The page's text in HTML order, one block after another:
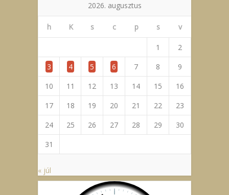
2026. augusztus
h K s c p s v
1
2
3
4 5 6 7 8
9
10
11 12 13 14 15
16
17
18 19 20 21 22
23
24
25 26 27 28 29
30
31
« júl